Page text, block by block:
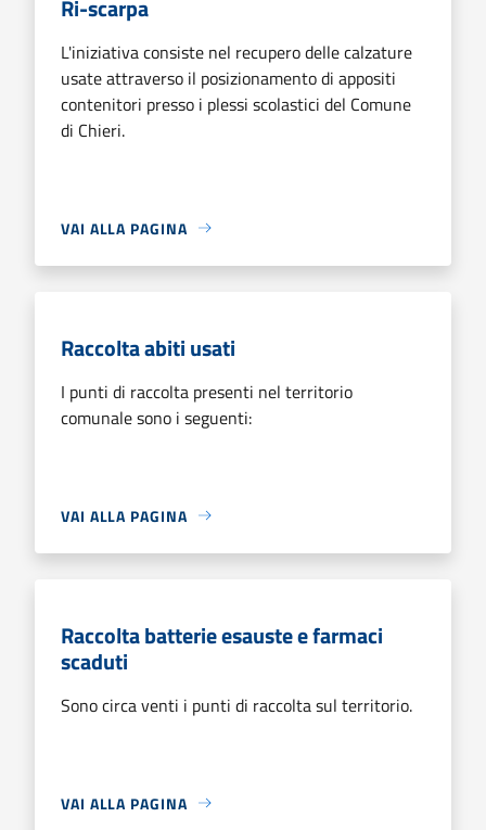
Ri-scarpa
L'iniziativa consiste nel recupero delle calzature
usate attraverso il posizionamento di appositi
contenitori presso i plessi scolastici del Comune
di Chieri.
VAI ALLA PAGINA
Raccolta abiti usati
I punti di raccolta presenti nel territorio
comunale sono i seguenti:
VAI ALLA PAGINA
Raccolta batterie esauste e farmaci
scaduti
Sono circa venti i punti di raccolta sul territorio.
VAI ALLA PAGINA